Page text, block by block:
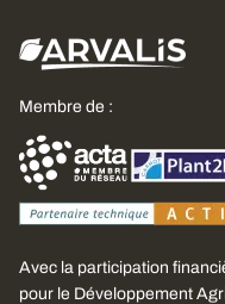
Membre de :
Avec la participation
pour le Développement